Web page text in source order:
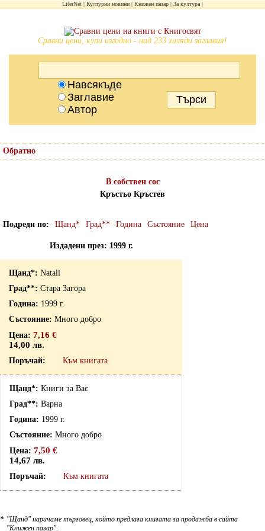
LiterNet Културни новини Книжен пазар За култура
Сравни цени, купи изгодно - над 233 хиляди заглавия!
Навсякъде
Заглавие
Автор
Обратно
В собствен сос
Кръстьо Кръстев
Подреди по Щанд* Град** Година Състояние Цена
Издадени през: 1999 г.
Natali
Стара Загора
1999 г.
Много добро
7,16 €
14,00 лв.
Към книгата
Книги за Вас
Варна
1999 г.
Много добро
7,50 €
14,67 лв.
Към книгата
* "Щанд" наричаме търговец, който предлага книгата за продажба в сайта
"Книжен пазар".